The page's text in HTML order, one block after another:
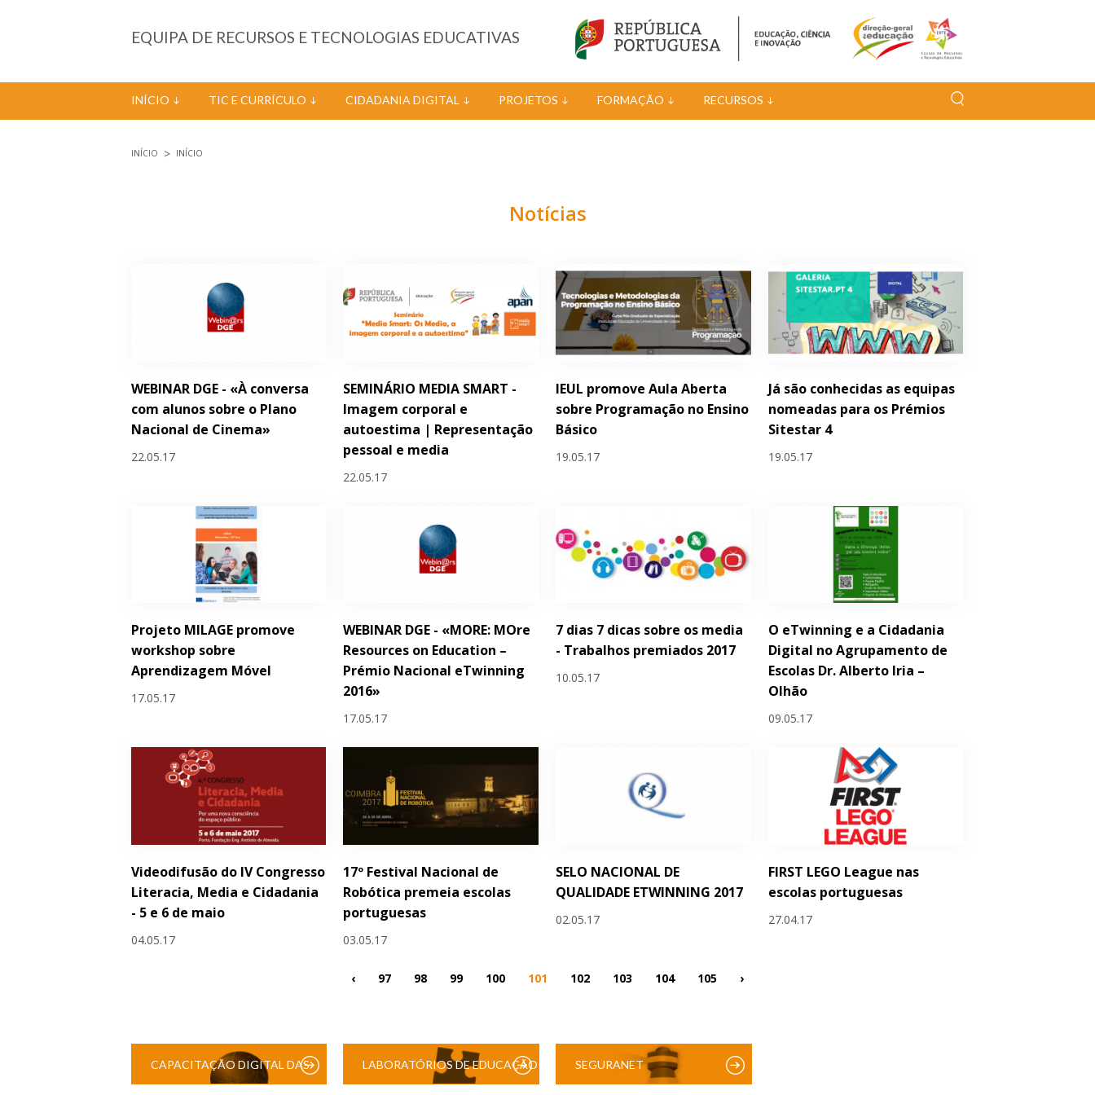
EQUIPA DE RECURSOS E TECNOLOGIAS EDUCATIVAS
INÍCIO TIC E CURRÍCULO CIDADANIA DIGITAL PROJETOS FORMAÇÃO RECURSOS
INÍCIO INÍCIO
Notícias
WEBINAR DGE - «À conversa
com alunos sobre o Plano
Nacional de Cinema»
22.05.17
SEMINÁRIO MEDIA SMART -
Imagem corporal e
autoestima | Representação
pessoal e media
22.05.17
IEUL promove Aula Aberta
sobre Programação no Ensino
Básico
19.05.17
Já são conhecidas as equipas
nomeadas para os Prémios
Sitestar 4
19.05.17
Projeto MILAGE promove
workshop sobre
Aprendizagem Móvel
17.05.17
WEBINAR DGE - «MORE: MOre
Resources on Education –
Prémio Nacional eTwinning
2016»
17.05.17
7 dias 7 dicas sobre os media
- Trabalhos premiados 2017
10.05.17
O eTwinning e a Cidadania
Digital no Agrupamento de
Escolas Dr. Alberto Iria –
Olhão
09.05.17
Videodifusão do IV Congresso
Literacia, Media e Cidadania
- 5 e 6 de maio
04.05.17
17º Festival Nacional de
Robótica premeia escolas
portuguesas
03.05.17
SELO NACIONAL DE
QUALIDADE ETWINNING 2017
02.05.17
FIRST LEGO League nas
escolas portuguesas
27.04.17
Páginas
‹ 97 98 99 100 101 102 103 104 105 ›
CAPACITAÇÃO DIGITAL DAS LABORATÓRIOS DE EDUCAÇÃO SEGURANET